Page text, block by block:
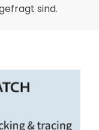
sind.